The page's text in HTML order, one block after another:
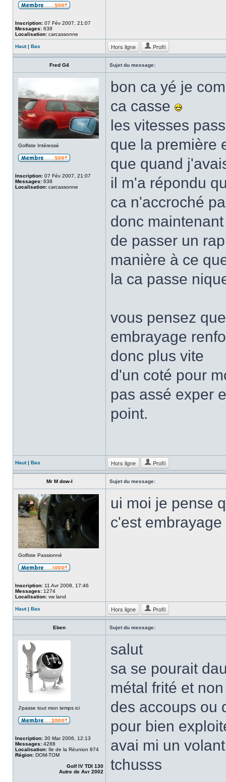
Inscription: 07 Fév 2007, 21:07
Messages: 638
Localisation: carcassonne
Haut| Bas Hors ligne Profil
Fred G4 Sujet du message:
Golfiste Intéressé
Inscription: 07 Fév 2007, 21:07
Messages: 638
Localisation: carcassonne
bon ca yé je
ca casse
les vitesses
que la première
que quand
il m'a répondu
ca n'accroché
donc
de passer un
manière à ce
la ca passe
vous pensez
embrayage
donc plus vite
d'un coté pour
pas assé exper
point.
Haut| Bas Hors ligne Profil
Mr M dow-l Sujet du message:
Golfiste Passionné
Inscription: 11 Avr 2008, 17:46
Messages: 1274
Localisation: vw land
ui moi je pense
c'est
Haut| Bas Hors ligne Profil
Eben Sujet du message:
J'passe tout mon temps ici
Inscription: 30 Mar 2006, 12:13
Messages: 4288
Localisation: Ile de la Réunion 974
Région: DOM-TOM
Golf IV TDI 130
Autre de Avr 2002
salut
sa se pourait
métal frité et
des accoups ou
pour bien
avai mi un
tchusss